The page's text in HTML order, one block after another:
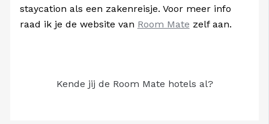
staycation als een zakenreisje. Voor meer info
raad ik je de website van Room Mate zelf aan.
Kende jij de Room Mate hotels al?